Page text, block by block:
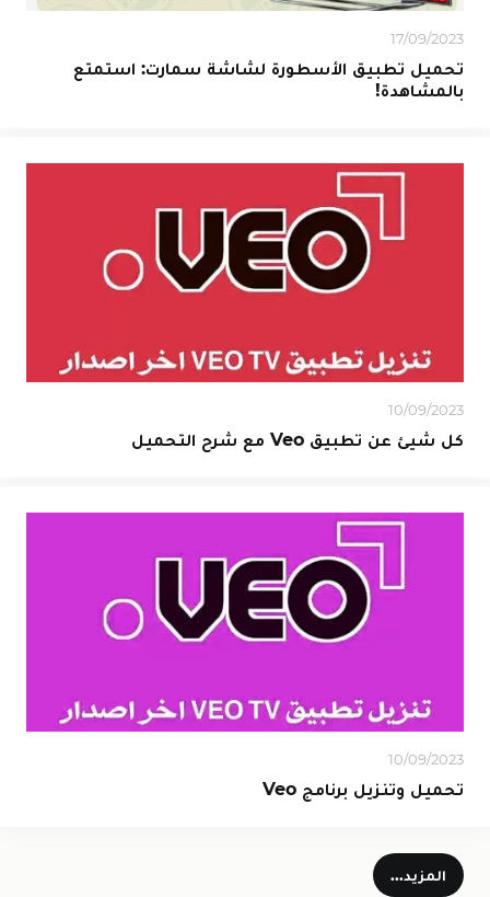
17/09/2023
تحميل تطبيق الأسطورة لشاشة سمارت: استمتع
بالمشاهدة!
10/09/2023
كل شيئ عن تطبيق Veo مع شرح التحميل
10/09/2023
تحميل وتنزيل برنامج Veo
المزيد...